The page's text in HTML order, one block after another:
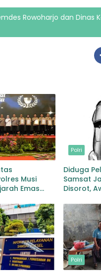
Rowoharjo dan Dinas
Musi
Emas
AKBP Agung
Polri
Diduga
Samsat
Disorot,
Polri